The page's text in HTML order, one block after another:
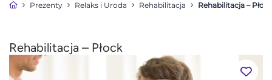
Prezenty Relaks i Uroda Rehabilitacja Rehabilitacja – Płock
Rehabilitacja – Płock